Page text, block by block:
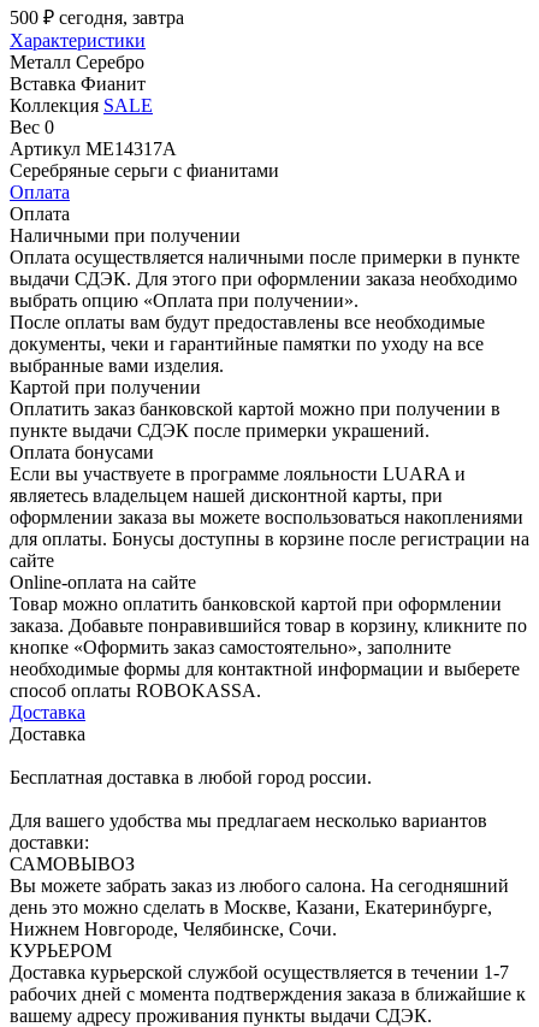
500 ₽ сегодня, завтра
Характеристики
Металл Серебро
Вставка Фианит
Коллекция SALE
Вес 0
Артикул ME14317A
Серебряные серьги с фианитами
Оплата
Оплата
Наличными при получении
Оплата осуществляется наличными после примерки в пункте
выдачи СДЭК. Для этого при оформлении заказа необходимо
выбрать опцию «Оплата при получении».
После оплаты вам будут предоставлены все необходимые
документы, чеки и гарантийные памятки по уходу на все
выбранные вами изделия.
Картой при получении
Оплатить заказ банковской картой можно при получении в
пункте выдачи СДЭК после примерки украшений.
Оплата бонусами
Если вы участвуете в программе лояльности LUARA и
являетесь владельцем нашей дисконтной карты, при
оформлении заказа вы можете воспользоваться накоплениями
для оплаты. Бонусы доступны в корзине после регистрации на
сайте
Online-оплата на сайте
Товар можно оплатить банковской картой при оформлении
заказа. Добавьте понравившийся товар в корзину, кликните по
кнопке «Оформить заказ самостоятельно», заполните
необходимые формы для контактной информации и выберете
способ оплаты ROBOKASSA.
Доставка
Доставка
Бесплатная доставка в любой город россии.
Для вашего удобства мы предлагаем несколько вариантов
доставки:
САМОВЫВОЗ
Вы можете забрать заказ из любого салона. На сегодняшний
день это можно сделать в Москве, Казани, Екатеринбурге,
Нижнем Новгороде, Челябинске, Сочи.
КУРЬЕРОМ
Доставка курьерской службой осуществляется в течении 1-7
рабочих дней с момента подтверждения заказа в ближайшие к
вашему адресу проживания пункты выдачи СДЭК.